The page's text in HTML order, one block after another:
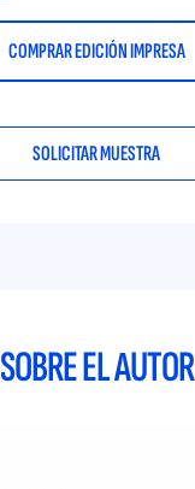
COMPRAR EDICIÓN IMPRESA
SOLICITAR MUESTRA
SOBRE EL AUTOR